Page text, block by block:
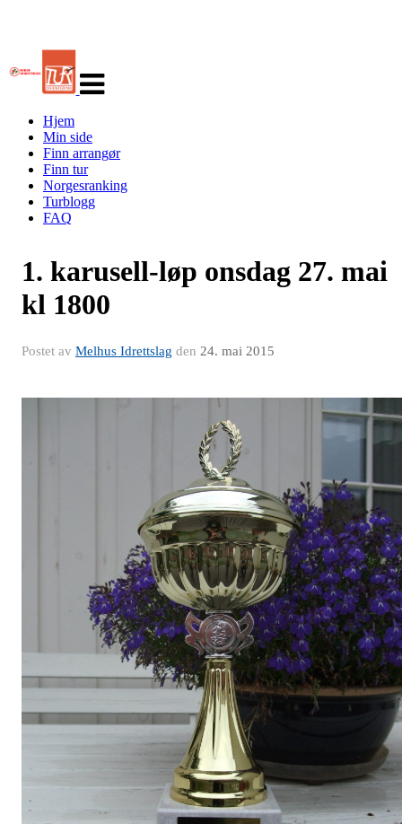
navigasjon
Hjem
Min side
Finn arrangør
Finn tur
Norgesranking
Turblogg
FAQ
1. karusell-løp onsdag 27. mai
kl 1800
Postet av Melhus Idrettslag den 24. mai 2015